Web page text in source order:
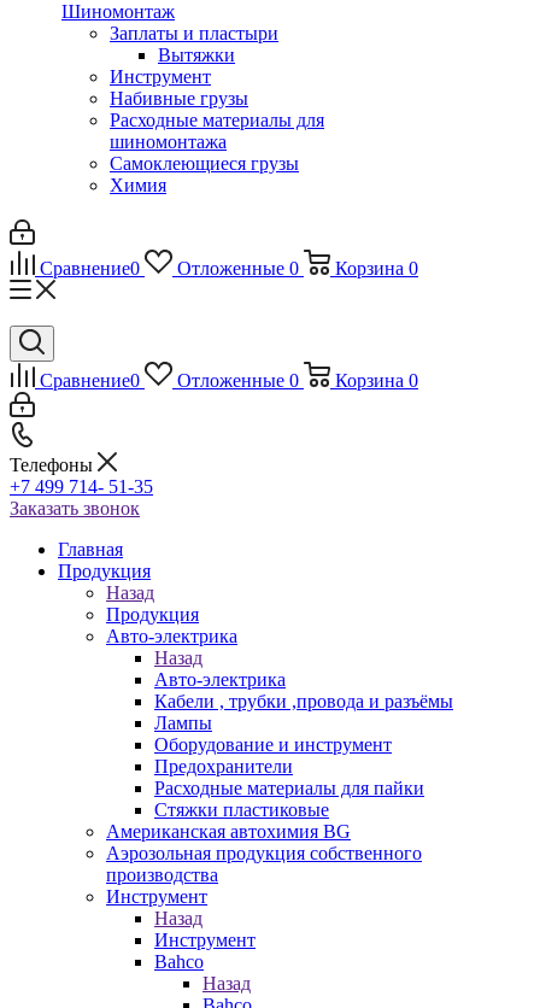
Шиномонтаж
Заплаты и пластыри
Вытяжки
Инструмент
Набивные грузы
Расходные материалы для
шиномонтажа
Самоклеющиеся грузы
Химия
Сравнение0 Отложенные 0 Корзина 0
Сравнение0 Отложенные 0 Корзина 0
Телефоны
+7 499 714- 51-35
Заказать звонок
Главная
Продукция
Назад
Продукция
Авто-электрика
Назад
Авто-электрика
Кабели , трубки ,провода и разъёмы
Лампы
Оборудование и инструмент
Предохранители
Расходные материалы для пайки
Стяжки пластиковые
Американская автохимия BG
Аэрозольная продукция собственного
производства
Инструмент
Назад
Инструмент
Bahco
Назад